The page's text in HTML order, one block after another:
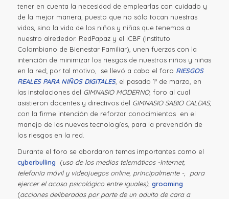
tener en cuenta la necesidad de emplearlas con cuidado y
de la mejor manera, puesto que no sólo tocan nuestras
vidas, sino la vida de los niños y niñas que tenemos a
nuestro alrededor. RedPapaz y el ICBF (Instituto
Colombiano de Bienestar Familiar), unen fuerzas con la
intención de minimizar los riesgos de nuestros niños y niñas
en la red; por tal motivo, se llevó a cabo el foro RIESGOS
REALES PARA NIÑOS DIGITALES, el pasado 1º de marzo, en
las instalaciones del GIMNASIO MODERNO, foro al cual
asistieron docentes y directivos del GIMNASIO SABIO CALDAS,
con la firme intención de reforzar conocimientos en el
manejo de las nuevas tecnologías, para la prevención de
los riesgos en la red.
Durante el foro se abordaron temas importantes como el
cyberbulling (uso de los medios telemáticos -Internet,
telefonía móvil y videojuegos online, principalmente -, para
ejercer el acoso psicológico entre iguales), grooming
(acciones deliberadas por parte de un adulto de cara a